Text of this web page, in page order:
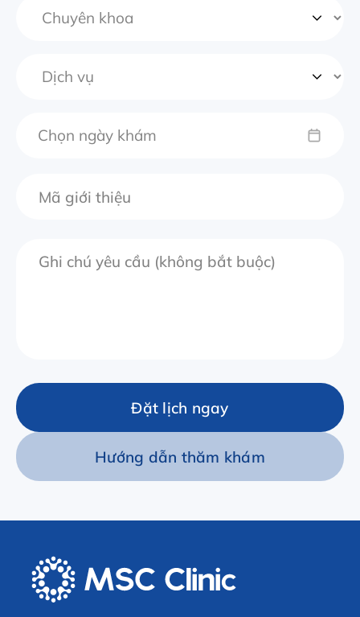
Chọn ngày khám
Đặt lịch ngay
Hướng dẫn thăm khám